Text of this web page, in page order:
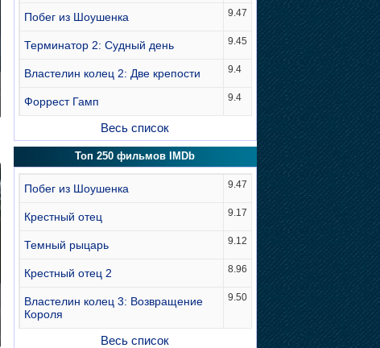
Побег из Шоушенка 9.47
Терминатор 2: Судный день 9.45
Властелин колец 2: Две крепости 9.4
Форрест Гамп 9.4
Весь список
Топ 250 фильмов IMDb
Побег из Шоушенка 9.47
Крестный отец 9.17
Темный рыцарь 9.12
Крестный отец 2 8.96
Властелин колец 3: Возвращение
Короля
9.50
Весь список